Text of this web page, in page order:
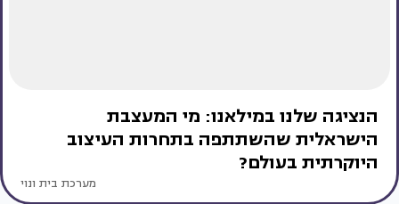
הנציגה שלנו במילאנו: מי המעצבת
הישראלית שהשתתפה בתחרות העיצוב
היוקרתית בעולם?
מערכת בית ונוי